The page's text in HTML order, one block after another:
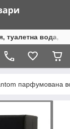
туалетна вода,
парфумована